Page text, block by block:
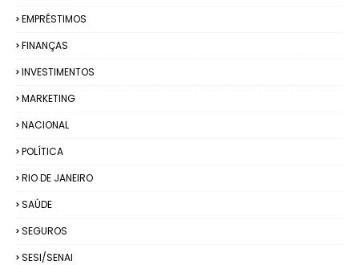
EMPRÉSTIMOS
FINANÇAS
INVESTIMENTOS
MARKETING
NACIONAL
POLÍTICA
RIO DE JANEIRO
SAÚDE
SEGUROS
SESI/SENAI